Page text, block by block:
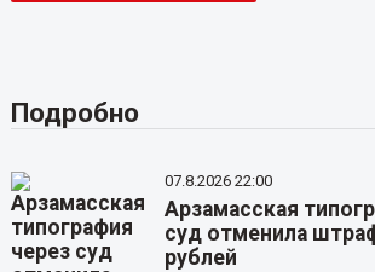
Подробно
07.8.2026 22:00
Арзамасская
суд отменила
рублей